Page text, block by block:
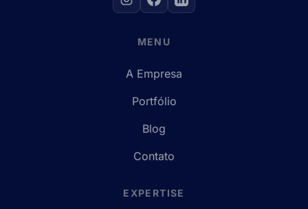
MENU
A Empresa
Portfólio
Blog
Contato
EXPERTISE